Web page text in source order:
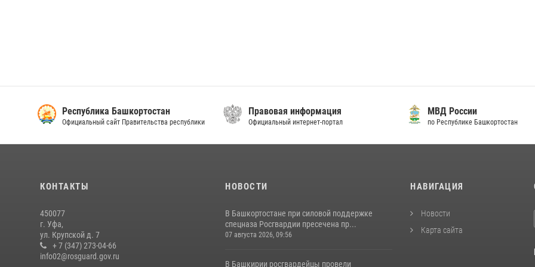
Республика Башкортостан
Официальный сайт Правительства республики
Правовая информация
Официальный интернет-портал
МВД России
по Республике Башкортостан
КОНТАКТЫ
450077
г. Уфа,
ул. Крупской д. 7
+ 7 (347) 273-04-66
info02@rosguard.gov.ru
НОВОСТИ
В Башкортостане при силовой поддержке
спецназа Росгвардии пресечена пр...
07 августа 2026, 09:56
В Башкирии росгвардейцы провели
НАВИГАЦИЯ
Новости
Карта сайта